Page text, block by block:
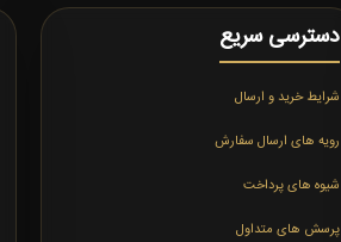
دسترسی سریع
شرایط خرید و ارسال
رویه های ارسال سفارش
شیوه های پرداخت
پرسش های متداول